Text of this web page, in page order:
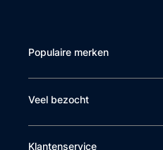
Populaire merken
Veel bezocht
Klantenservice